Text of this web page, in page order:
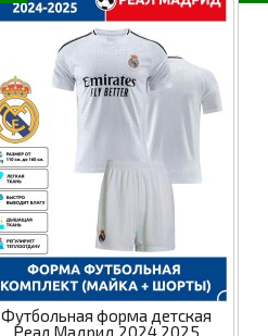
Футбольная форма детская
Реал Мадрид 2024 2025